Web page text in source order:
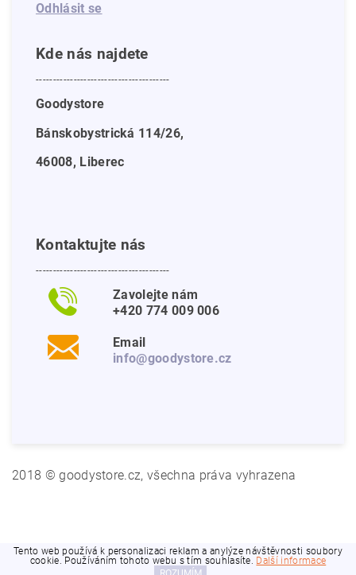
Odhlásit se
Kde nás najdete
---------------------------------------
Goodystore
Bánskobystrická 114/26,
46008, Liberec
Kontaktujte nás
---------------------------------------
Zavolejte nám
+420 774 009 006
Email
info@goodystore.cz
2018 © goodystore.cz, všechna práva vyhrazena
Tento web používá k personalizaci reklam a anylýze návštěvnosti soubory
cookie. Používáním tohoto webu s tím souhlasíte. Další informace